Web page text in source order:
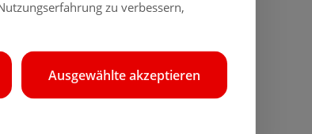
zu verbessern,
Ausgewählte akzeptieren